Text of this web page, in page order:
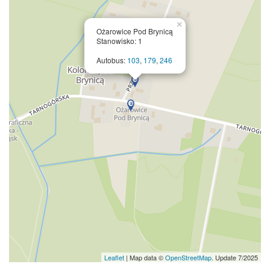
Ożarowice Pod Brynicą
Stanowisko: 1
Autobus: 103, 179, 246
×
Leaflet | Map data ©OpenStreetMap. Update 7/2025